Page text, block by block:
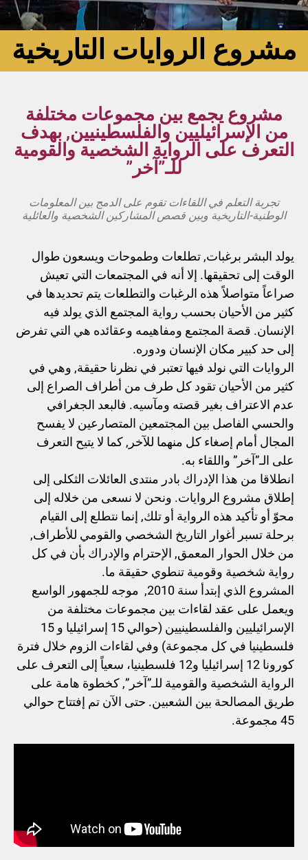
مشروع الروايات التاريخية
مشروع يجمع بين مجموعات مختلفة
من الإسرائيليين والفلسطينيين, بهدف
التعرف على الرواية الشخصية والقومية
للـ”آخر”
تجربة التعلم في اللقاءات تقوم على الدمج بين المعلومات
الوطنية-التاريخية وبين قصص المشاركين الشخصية والعائلية
يولد البشر برغبات, تطلعات وطموحات ويسعون طوال
الوقت إلى تحقيقها. إلا أنه في المجتمعات التي تعيش
صراعاً متواصلاً هذه الرغبات والتطلعات يتم تحديدها في
كثير من الأحيان بحسب رواية المجتمع الذي يولد فيه
الإنسان. قصة المجتمع ومفاهيمه وعقائده هي التي تفرض
إلى حد كبير مكان الإنسان ودوره.
الروايات التي نولد فيها تعتبر في نظرنا حقيقة, وهي في
كثير من الأحيان تقود كل طرف من أطراف الصراع إلى
عدم الاعتراف بغير قصته ومآسيه. فالبعد الجغرافي
والحسي الفاصل بين المجتمعين المتصارعين لا يفسح
المجال أمام إصغاء كل منهما للآخر, كما لا يتيح التعرف
على الـ”آخر” واللقاء به.
انطلاقا من هذا الإدراك بادر منتدى العائلات الثكلى إلى
إطلاق مشروع الروايات. ونحن لا نسعى من خلاله إلى
محوّ أو تأكيد هذه الرواية أو تلك, إنما نتطلع إلى القيام
برحلة تسبر أغوار التاريخ الشخصي والقومي للأطراف,
من خلال الحوار المعمق, الإحترام والإدراك بأن في كل
رواية شخصية وقومية تنطوي حقيقة ما.
المشروع الذي إبتدأ سنة 2010, موجه للجمهور الواسع
ويعمل على عقد لقاءات بين مجموعات مختلفة من
الإسرائيليين والفلسطينيين (حوالي 15 إسرائيليا و 15
فلسطينيا في كل مجموعة) وفي لقاءات الزوم خلال فترة
كورونا 12 إسرائيليا و12 فلسطينيا، سعياً إلى التعرف على
الرواية الشخصية والقومية للـ”آخر”, كخطوة هامة على
طريق المصالحة بين الشعبين. حتى الآن تم إفتتاح حوالي
45 مجموعة.